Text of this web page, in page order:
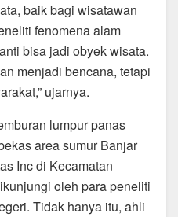
baik bagi wisatawan
fenomena alam
bisa jadi obyek wisata.
menjadi bencana, tetapi
ujarnya.
lumpur panas
area sumur Banjar
Inc di Kecamatan
oleh para peneliti
Tidak hanya itu, ahli